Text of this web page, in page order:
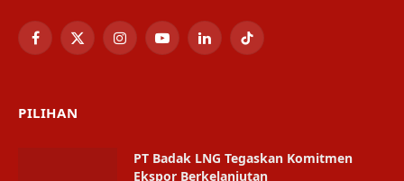
Facebook
X
InstagramYouTubeLinkedInTikTok
PILIHAN
PT Badak LNG Tegaskan Komitmen
Ekspor Berkelanjutan